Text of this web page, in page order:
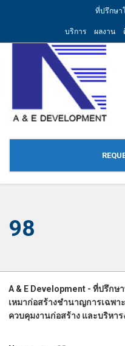
ที่ปรึกษา
บริการ
ผลงาน
98
A & E Development - ที่ปรึกษ
เหมาก่อสร้างชำนาญการเฉพา
ควบคุมงานก่อสร้าง และบริหา